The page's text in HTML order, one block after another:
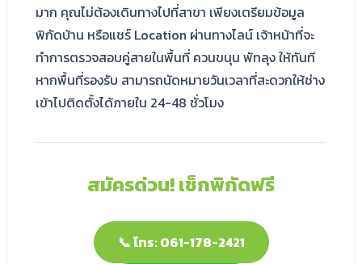
มาก คุณไม่ต้องเดินทางไปที่สาขา เพียงเตรียมข้อมูล
พิกัดบ้าน หรือแชร์ Location ผ่านทางไลน์ เจ้าหน้าที่จะ
ทำการตรวจสอบคู่สายในพื้นที่ ควนขนุน พัทลุง ให้ทันที
หากพื้นที่รองรับ สามารถนัดหมายวันเวลาที่สะดวกให้ช่าง
เข้าไปติดตั้งได้ภายใน 24-48 ชั่วโมง
สมัครด่วน! เช็กพิกัดฟรี
📞 โทร: 061-178-2421